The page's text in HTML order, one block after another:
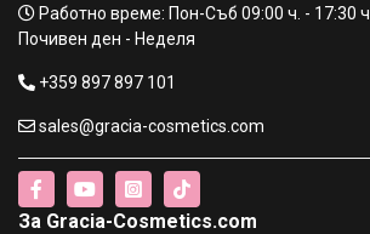
Golden Rose LASH LOVING Спирала за обем и дължина
на миглите - 12 ml
Golden Rose Perfect Lashes Blue mascara Спирала за
€3.40 / 6.65 лв.
Работно време: Пон-Съб 09:00 ч. - 17:30 ч.
Почивен ден - Неделя
+359 897 897 101
sales@gracia-cosmetics.com
За Gracia-Cosmetics.com